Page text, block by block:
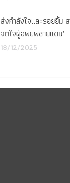
ส่งกำลังใจและรอยยิ้ม
จิตใจผู้อพยพชายแดน’
18/12/2025